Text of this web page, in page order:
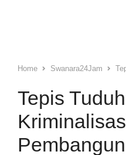
Home Swanara24Jam
Tepis